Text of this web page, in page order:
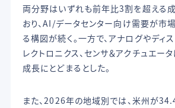
両分野はいずれも前年比3割を超える
おり、AI/データセンター向け需要が市
る構図が続く。一方で、アナログやディ
レクトロニクス、センサ＆アクチュエー
成長にとどまるとした。
また、2026年の地域別では、米州が